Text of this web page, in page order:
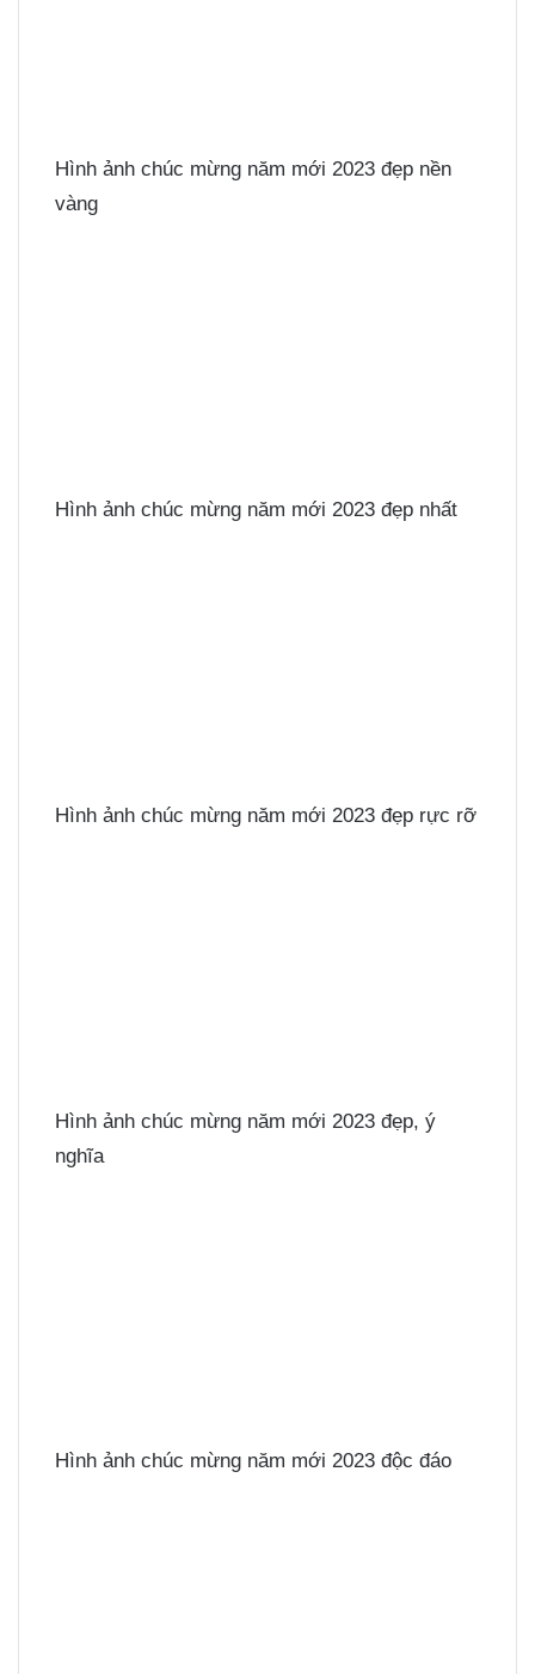
Hình ảnh chúc mừng năm mới 2023 đẹp nền
vàng
Hình ảnh chúc mừng năm mới 2023 đẹp nhất
Hình ảnh chúc mừng năm mới 2023 đẹp rực rỡ
Hình ảnh chúc mừng năm mới 2023 đẹp, ý
nghĩa
Hình ảnh chúc mừng năm mới 2023 độc đáo